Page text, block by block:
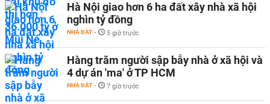
Hà Nội giao hơn 6 ha đất xây nhà xã hội
nghìn tỷ đồng
NHÀ ĐẤT - 5 giờ trước
Hàng trăm người sập bẫy nhà ở xã hội và
4 dự án 'ma' ở TP HCM
NHÀ ĐẤT - 7 giờ trước